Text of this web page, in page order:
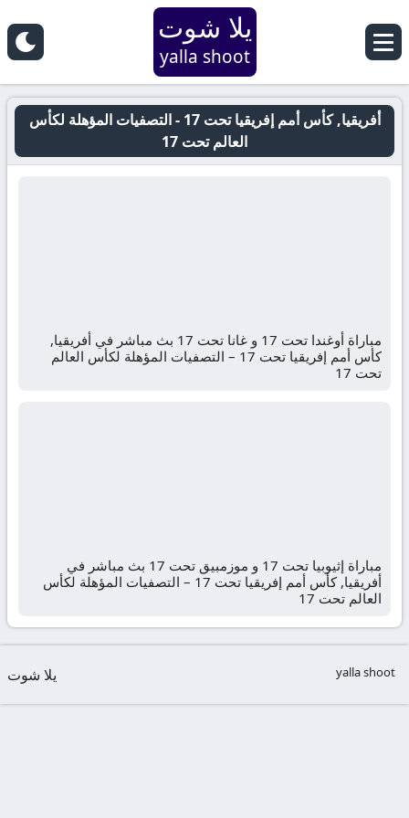
يلا شوت
yalla shoot
أفريقيا, كأس أمم إفريقيا تحت 17 - التصفيات المؤهلة لكأس
العالم تحت 17
مباراة أوغندا تحت 17 و غانا تحت 17 بث مباشر في أفريقيا,
كأس أمم إفريقيا تحت 17 – التصفيات المؤهلة لكأس العالم
تحت 17
مباراة إثيوبيا تحت 17 و موزمبيق تحت 17 بث مباشر في
أفريقيا, كأس أمم إفريقيا تحت 17 – التصفيات المؤهلة لكأس
العالم تحت 17
yalla shoot يلا شوت